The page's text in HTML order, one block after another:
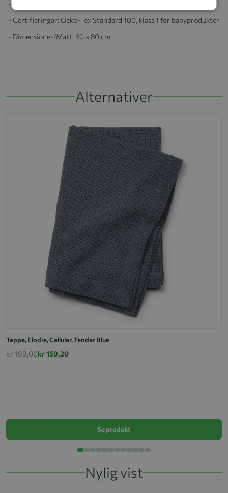
- Material:
- Certifieringar: Oeko-Tex Standard 100, klass 1 för babyprodukter
- Dimensioner/Mått: 80 x 80 cm
Alternativer
Teppe, Elodie, Cellular, Tender Blue
kr 199,00kr 159,20
Se produkt
Nylig vist